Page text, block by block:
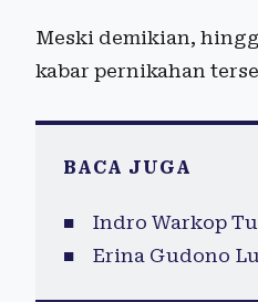
Meski demikian,
kabar pernikahan
BACA JUGA
Indro Warkop
Erina Gudono